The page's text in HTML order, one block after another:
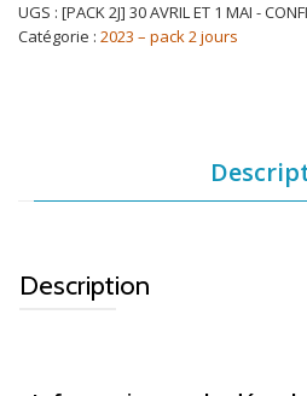
UGS : [PACK 2J] 30 AVRIL ET 1 MAI -
Catégorie : 2023 – pack 2 jours
Description